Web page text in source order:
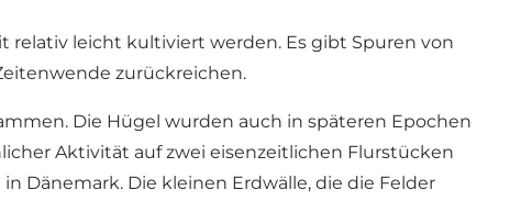
relativ leicht kultiviert werden. Es gibt Spuren von
zurückreichen.
Die Hügel wurden auch in späteren Epochen
Aktivität auf zwei eisenzeitlichen Flurstücken
Dänemark. Die kleinen Erdwälle, die die Felder